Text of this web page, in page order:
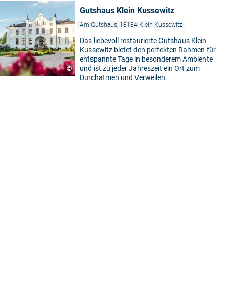
©
Gutshaus Klein Kussewitz
Am Gutshaus, 18184 Klein Kussewitz
Das liebevoll restaurierte Gutshaus Klein
Kussewitz bietet den perfekten Rahmen für
entspannte Tage in besonderem Ambiente
und ist zu jeder Jahreszeit ein Ort zum
Durchatmen und Verweilen.